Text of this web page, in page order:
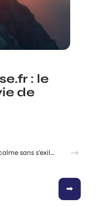
: le
de
Quartiers chic Marseille : où vivre au calme sans s’exiler ?